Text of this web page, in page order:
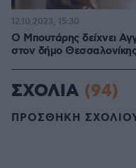
Ο Μπουτάρης δείχνει
στον δήμο Θεσσαλονίκης
12.10.2023, 15:30
ΣΧΟΛΙΑ (94)
ΠΡΟΣΘΗΚΗ